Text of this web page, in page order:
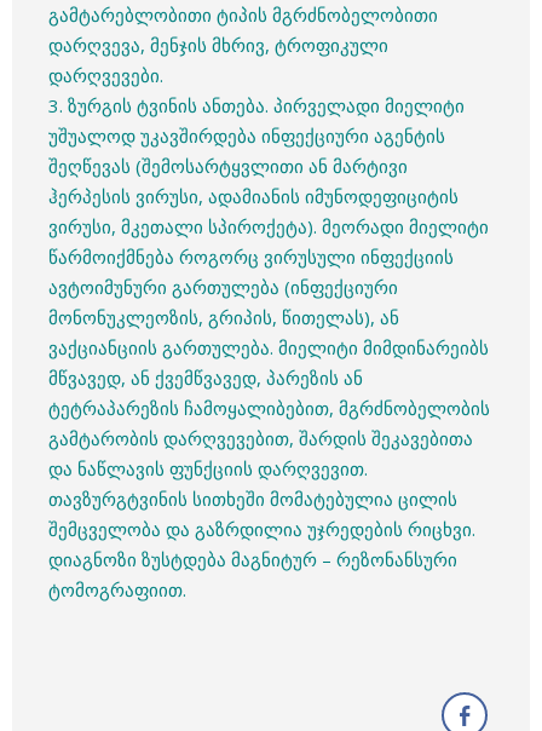
გამტარებლობითი ტიპის მგრძნობელობითი
დარღვევა, მენჯის მხრივ, ტროფიკული
დარღვევები.
3. ზურგის ტვინის ანთება. პირველადი მიელიტი
უშუალოდ უკავშირდება ინფექციური აგენტის
შეღწევას (შემოსარტყვლითი ან მარტივი
ჰერპესის ვირუსი, ადამიანის იმუნოდეფიციტის
ვირუსი, მკეთალი სპიროქეტა). მეორადი მიელიტი
წარმოიქმნება როგორც ვირუსული ინფექციის
ავტოიმუნური გართულება (ინფექციური
მონონუკლეოზის, გრიპის, წითელას), ან
ვაქციანციის გართულება. მიელიტი მიმდინარეიბს
მწვავედ, ან ქვემწვავედ, პარეზის ან
ტეტრაპარეზის ჩამოყალიბებით, მგრძნობელობის
გამტარობის დარღვევებით, შარდის შეკავებითა
და ნაწლავის ფუნქციის დარღვევით.
თავზურგტვინის სითხეში მომატებულია ცილის
შემცველობა და გაზრდილია უჯრედების რიცხვი.
დიაგნოზი ზუსტდება მაგნიტურ – რეზონანსური
ტომოგრაფიით.